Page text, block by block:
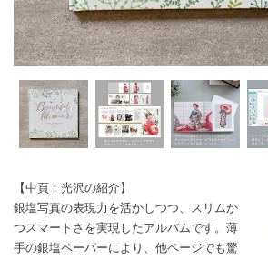
【中頁：光沢の紹介】
銀塩写真の表現力を活かしつつ、スリムか
つスマートさを実現したアルバムです。薄
手の銀塩ペーパーにより、他ページでも驚